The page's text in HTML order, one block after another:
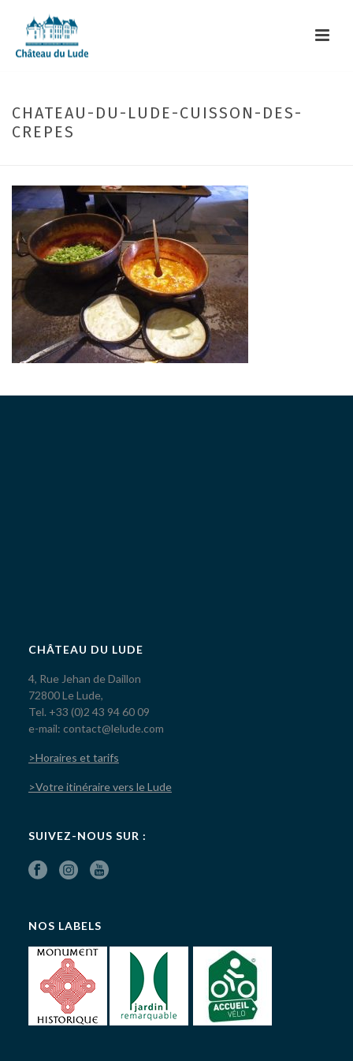
CHATEAU-DU-LUDE-CUISSON-DES-
CREPES
CHÂTEAU DU LUDE
4, Rue Jehan de Daillon
72800 Le Lude,
Tel. +33 (0)2 43 94 60 09
e-mail: contact@lelude.com
>Horaires et tarifs
>Votre itinéraire vers le Lude
SUIVEZ-NOUS SUR :
NOS LABELS